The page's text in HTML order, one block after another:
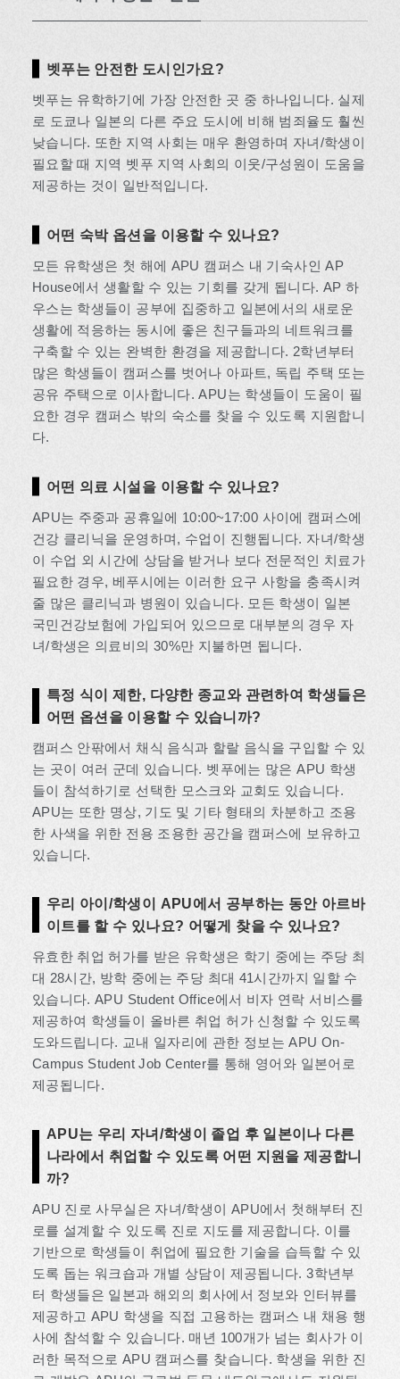
벳푸는 안전한 도시인가요?
벳푸는 유학하기에 가장 안전한 곳 중 하나입니다. 실제
로 도쿄나 일본의 다른 주요 도시에 비해 범죄율도 훨씬
낮습니다. 또한 지역 사회는 매우 환영하며 자녀/학생이
필요할 때 지역 벳푸 지역 사회의 이웃/구성원이 도움을
제공하는 것이 일반적입니다.
어떤 숙박 옵션을 이용할 수 있나요?
모든 유학생은 첫 해에 APU 캠퍼스 내 기숙사인 AP
House에서 생활할 수 있는 기회를 갖게 됩니다. AP 하
우스는 학생들이 공부에 집중하고 일본에서의 새로운
생활에 적응하는 동시에 좋은 친구들과의 네트워크를
구축할 수 있는 완벽한 환경을 제공합니다. 2학년부터
많은 학생들이 캠퍼스를 벗어나 아파트, 독립 주택 또는
공유 주택으로 이사합니다. APU는 학생들이 도움이 필
요한 경우 캠퍼스 밖의 숙소를 찾을 수 있도록 지원합니
다.
어떤 의료 시설을 이용할 수 있나요?
APU는 주중과 공휴일에 10:00~17:00 사이에 캠퍼스에
건강 클리닉을 운영하며, 수업이 진행됩니다. 자녀/학생
이 수업 외 시간에 상담을 받거나 보다 전문적인 치료가
필요한 경우, 베푸시에는 이러한 요구 사항을 충족시켜
줄 많은 클리닉과 병원이 있습니다. 모든 학생이 일본
국민건강보험에 가입되어 있으므로 대부분의 경우 자
녀/학생은 의료비의 30%만 지불하면 됩니다.
특정 식이 제한, 다양한 종교와 관련하여 학생들은
어떤 옵션을 이용할 수 있습니까?
캠퍼스 안팎에서 채식 음식과 할랄 음식을 구입할 수 있
는 곳이 여러 군데 있습니다. 벳푸에는 많은 APU 학생
들이 참석하기로 선택한 모스크와 교회도 있습니다.
APU는 또한 명상, 기도 및 기타 형태의 차분하고 조용
한 사색을 위한 전용 조용한 공간을 캠퍼스에 보유하고
있습니다.
우리 아이/학생이 APU에서 공부하는 동안 아르바
이트를 할 수 있나요? 어떻게 찾을 수 있나요?
유효한 취업 허가를 받은 유학생은 학기 중에는 주당 최
대 28시간, 방학 중에는 주당 최대 41시간까지 일할 수
있습니다. APU Student Office에서 비자 연락 서비스를
제공하여 학생들이 올바른 취업 허가 신청할 수 있도록
도와드립니다. 교내 일자리에 관한 정보는 APU On-
Campus Student Job Center를 통해 영어와 일본어로
제공됩니다.
APU는 우리 자녀/학생이 졸업 후 일본이나 다른
나라에서 취업할 수 있도록 어떤 지원을 제공합니
까?
APU 진로 사무실은 자녀/학생이 APU에서 첫해부터 진
로를 설계할 수 있도록 진로 지도를 제공합니다. 이를
기반으로 학생들이 취업에 필요한 기술을 습득할 수 있
도록 돕는 워크숍과 개별 상담이 제공됩니다. 3학년부
터 학생들은 일본과 해외의 회사에서 정보와 인터뷰를
제공하고 APU 학생을 직접 고용하는 캠퍼스 내 채용 행
사에 참석할 수 있습니다. 매년 100개가 넘는 회사가 이
러한 목적으로 APU 캠퍼스를 찾습니다. 학생을 위한 진